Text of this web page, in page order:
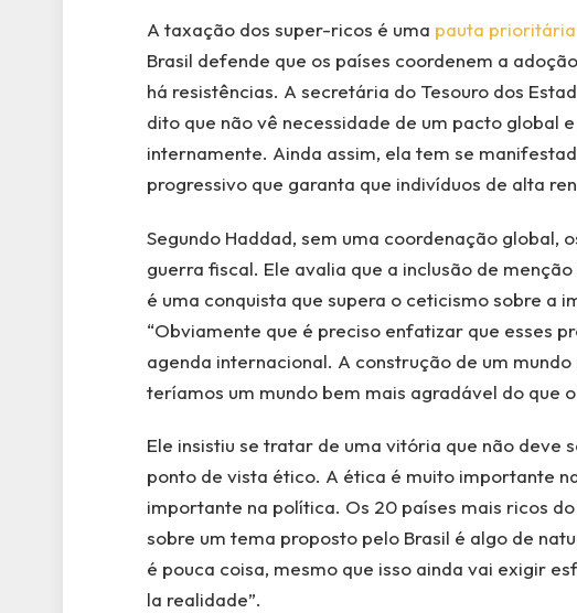
A taxação dos super-ricos é uma pauta
Brasil defende que os países coordenem a
há resistências. A secretária do Tesouro dos
dito que não vê necessidade de um pacto global
internamente. Ainda assim, ela tem se
progressivo que garanta que indivíduos de alta
Segundo Haddad, sem uma coordenação global,
guerra fiscal. Ele avalia que a inclusão de
é uma conquista que supera o ceticismo sobre a
“Obviamente que é preciso enfatizar que esses
agenda internacional. A construção de um
teríamos um mundo bem mais agradável do que
Ele insistiu se tratar de uma vitória que não deve
ponto de vista ético. A ética é muito importante
importante na política. Os 20 países mais ricos
sobre um tema proposto pelo Brasil é algo de
é pouca coisa, mesmo que isso ainda vai exigir
la realidade”.